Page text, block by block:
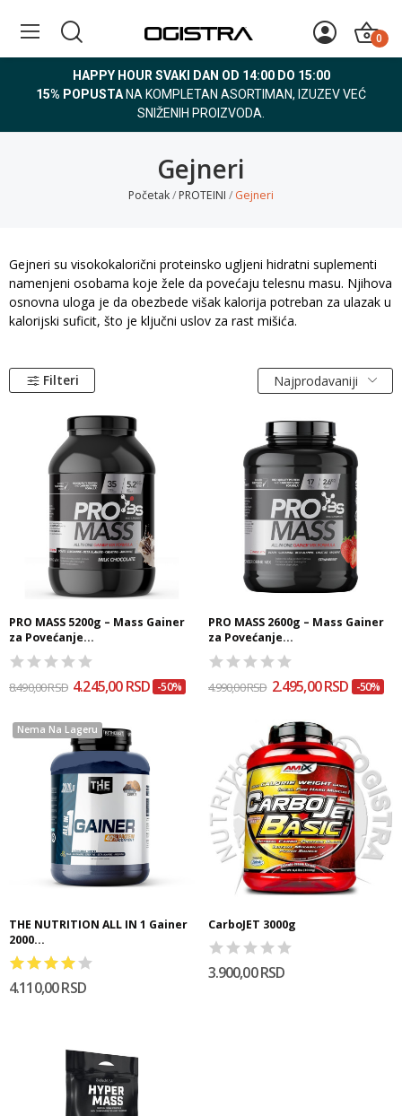
0
HAPPY HOUR SVAKI DAN OD 14:00 DO 15:00
15% POPUSTA NA KOMPLETAN ASORTIMAN, IZUZEV VEĆ
SNIŽENIH PROIZVODA.
Gejneri
Početak PROTEINI Gejneri
Gejneri su visokokalorični proteinsko ugljeni hidratni suplementi
namenjeni osobama koje žele da povećaju telesnu masu. Njihova
osnovna uloga je da obezbede višak kalorija potreban za ulazak u
kalorijski suficit, što je ključni uslov za rast mišića.
Filteri Najprodavaniji
PRO MASS 5200g – Mass Gainer
za Povećanje...
8.490,00 RSD 4.245,00 RSD -50%
PRO MASS 2600g – Mass Gainer
za Povećanje...
4.990,00 RSD 2.495,00 RSD -50%
Nema Na Lageru
THE NUTRITION ALL IN 1 Gainer
2000...
4.110,00 RSD
CarboJET 3000g
3.900,00 RSD